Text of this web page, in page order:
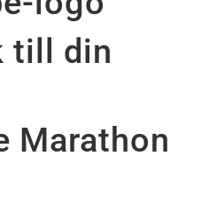
till din
Marathon